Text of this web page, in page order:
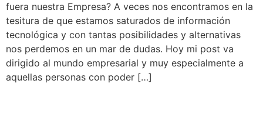
fuera nuestra Empresa? A veces nos encontramos en la
tesitura de que estamos saturados de información
tecnológica y con tantas posibilidades y alternativas
nos perdemos en un mar de dudas. Hoy mi post va
dirigido al mundo empresarial y muy especialmente a
aquellas personas con poder […]